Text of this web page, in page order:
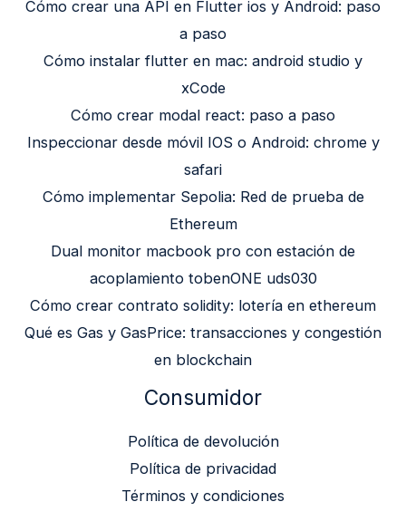
Cómo crear una API en Flutter ios y Android: paso
a paso
Cómo instalar flutter en mac: android studio y
xCode
Cómo crear modal react: paso a paso
Inspeccionar desde móvil IOS o Android: chrome y
safari
Cómo implementar Sepolia: Red de prueba de
Ethereum
Dual monitor macbook pro con estación de
acoplamiento tobenONE uds030
Cómo crear contrato solidity: lotería en ethereum
Qué es Gas y GasPrice: transacciones y congestión
en blockchain
Consumidor
Política de devolución
Política de privacidad
Términos y condiciones